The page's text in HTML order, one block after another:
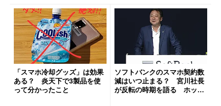
「スマホ冷却グッズ」は効果
ある？ 炎天下で3製品を使
って分かったこと
ソフトバンクのスマホ契約数
減はいつ止まる？ 宮川社長
が反転の時期を語る ホッピ